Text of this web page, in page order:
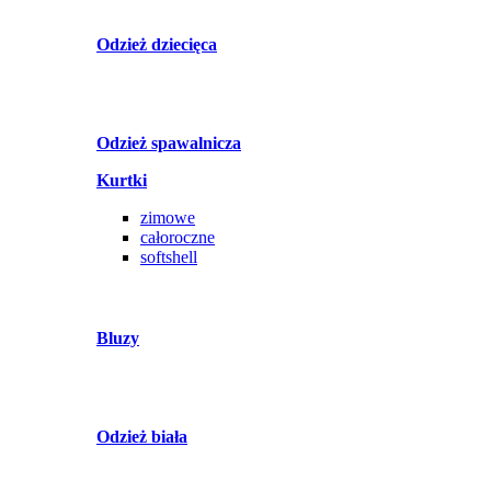
Odzież dziecięca
Odzież spawalnicza
Kurtki
zimowe
całoroczne
softshell
Bluzy
Odzież biała